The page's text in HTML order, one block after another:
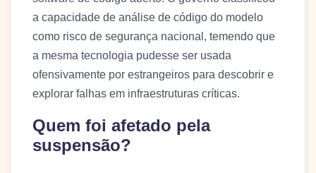
a capacidade de análise de código do modelo
como risco de segurança nacional, temendo que
a mesma tecnologia pudesse ser usada
ofensivamente por estrangeiros para descobrir e
explorar falhas em infraestruturas críticas.
Quem foi afetado pela
suspensão?